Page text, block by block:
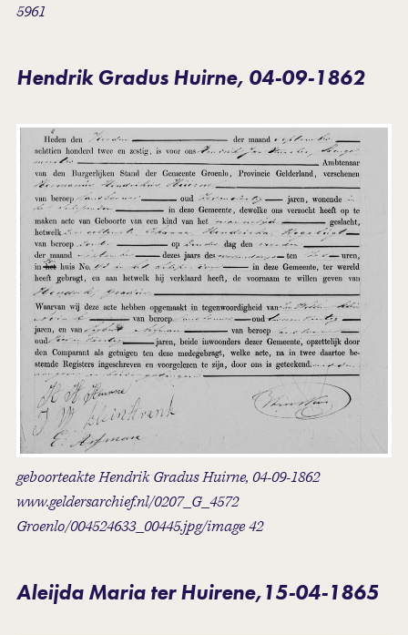
5961
Hendrik Gradus Huirne, 04-09-1862
geboorteakte Hendrik Gradus Huirne, 04-09-1862
www.geldersarchief.nl/0207_G_4572
Groenlo/004524633_00445.jpg/image 42
Aleijda Maria ter Huirene,15-04-1865